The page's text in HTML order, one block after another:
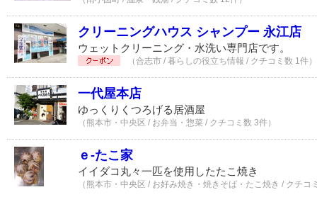
クリーニングハウス シャンプー 永江店
ウェットクリーニング・水洗い専門店です。
（合志市 / 暮らしの役立ち情報 / クチコミ数 1件）
一代屋本店
ゆっくりくつろげる居酒屋
（熊本市・中央区 / お弁当・惣菜 / クチコミ数 3件）
ｅ-たこ家
イイダコ丸々一匹を使用したたこ焼き
（熊本市・中央区 / お好み焼き・焼きそば・たこ焼き / クチコ